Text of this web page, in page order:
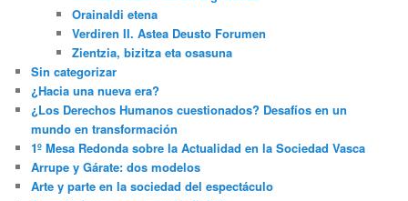
Orainaldi etena
Verdiren II. Astea Deusto Forumen
Zientzia, bizitza eta osasuna
Sin categorizar
¿Hacia una nueva era?
¿Los Derechos Humanos cuestionados? Desafíos en un
mundo en transformación
1º Mesa Redonda sobre la Actualidad en la Sociedad Vasca
Arrupe y Gárate: dos modelos
Arte y parte en la sociedad del espectáculo